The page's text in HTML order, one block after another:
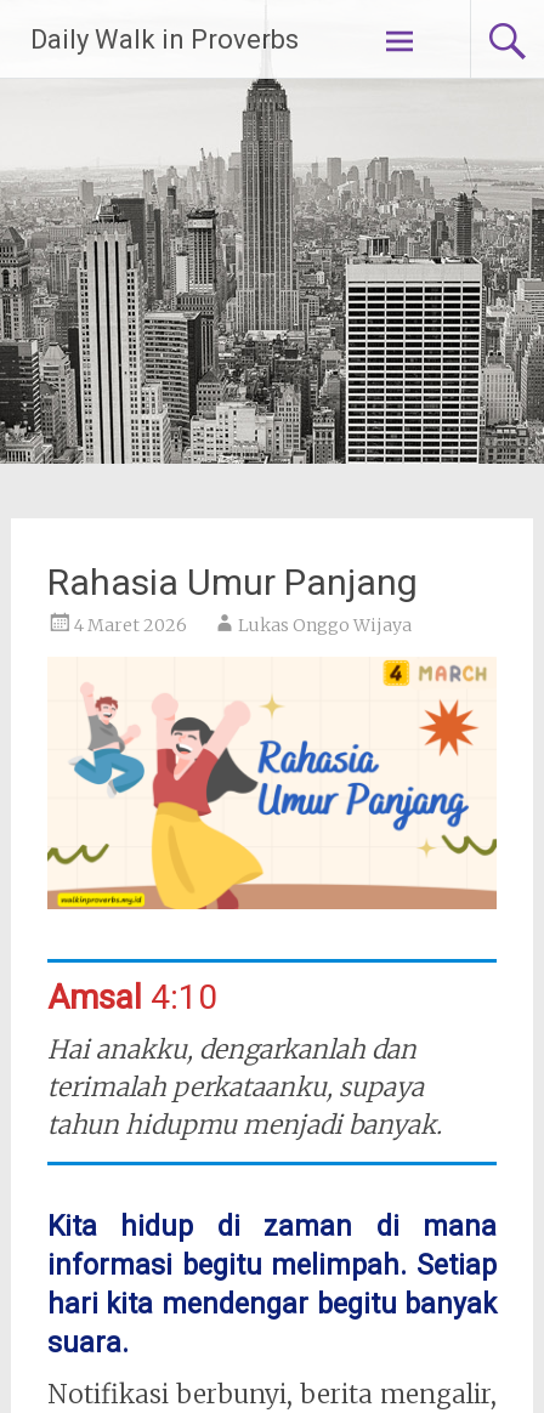
konten
Daily Walk in Proverbs
Rahasia Umur Panjang
4 Maret 2026 Lukas Onggo Wijaya
Amsal 4:10
Hai anakku, dengarkanlah dan
terimalah perkataanku, supaya
tahun hidupmu menjadi banyak.
Kita hidup di zaman di mana
informasi begitu melimpah. Setiap
hari kita mendengar begitu banyak
suara.
Notifikasi berbunyi, berita mengalir,